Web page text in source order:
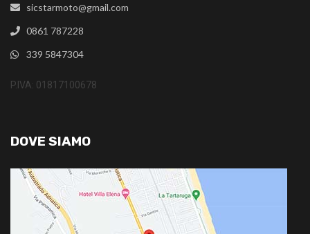
sicstarmoto@gmail.com
0861 787228
339 5847304
P.IVA: 01817100678
DOVE SIAMO